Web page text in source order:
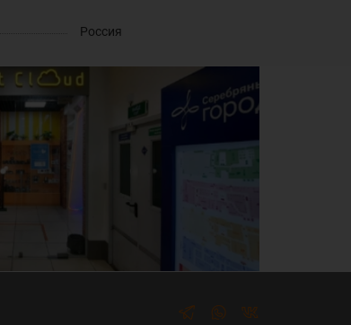
Россия